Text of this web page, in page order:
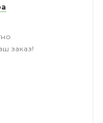
заказ!